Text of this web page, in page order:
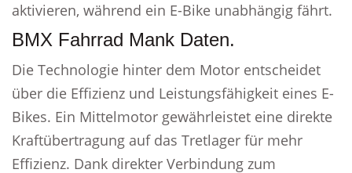
aktivieren, während ein E-Bike unabhängig fährt.
BMX Fahrrad Mank Daten.
Die Technologie hinter dem Motor entscheidet
über die Effizienz und Leistungsfähigkeit eines E-
Bikes. Ein Mittelmotor gewährleistet eine direkte
Kraftübertragung auf das Tretlager für mehr
Effizienz. Dank direkter Verbindung zum